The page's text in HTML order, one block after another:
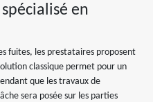
en
fuites, les prestataires proposent
classique permet pour un
que les travaux de
sera posée sur les parties